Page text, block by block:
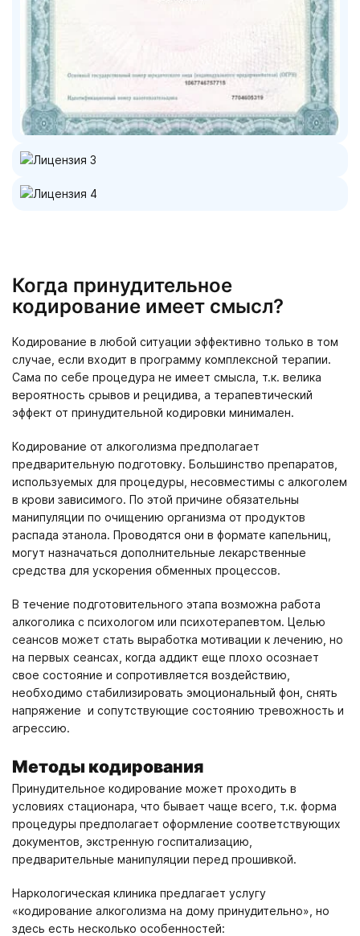
Когда принудительное
кодирование имеет смысл?
Кодирование в любой ситуации эффективно только в том
случае, если входит в программу комплексной терапии.
Сама по себе процедура не имеет смысла, т.к. велика
вероятность срывов и рецидива, а терапевтический
эффект от принудительной кодировки минимален.
Кодирование от алкоголизма предполагает
предварительную подготовку. Большинство препаратов,
используемых для процедуры, несовместимы с алкоголем
в крови зависимого. По этой причине обязательны
манипуляции по очищению организма от продуктов
распада этанола. Проводятся они в формате капельниц,
могут назначаться дополнительные лекарственные
средства для ускорения обменных процессов.
В течение подготовительного этапа возможна работа
алкоголика с психологом или психотерапевтом. Целью
сеансов может стать выработка мотивации к лечению, но
на первых сеансах, когда аддикт еще плохо осознает
свое состояние и сопротивляется воздействию,
необходимо стабилизировать эмоциональный фон, снять
напряжение и сопутствующие состоянию тревожность и
агрессию.
Методы кодирования
Принудительное кодирование может проходить в
условиях стационара, что бывает чаще всего, т.к. форма
процедуры предполагает оформление соответствующих
документов, экстренную госпитализацию,
предварительные манипуляции перед прошивкой.
Наркологическая клиника предлагает услугу
«кодирование алкоголизма на дому принудительно», но
здесь есть несколько особенностей: